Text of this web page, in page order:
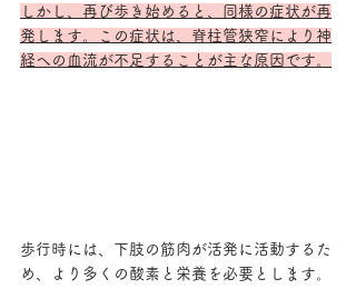
しかし、再び歩き始めると、同様の症状が再
発します。この症状は、脊柱管狭窄により神
経への血流が不足することが主な原因です。
歩行時には、下肢の筋肉が活発に活動するた
め、より多くの酸素と栄養を必要とします。